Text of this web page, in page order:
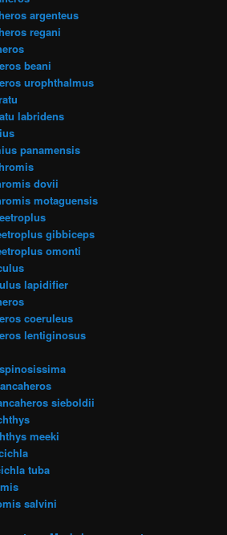
argenteus
regani
beani
urophthalmus
labridens
panamensis
dovii
motaguensis
gibbiceps
omonti
lapidifier
coeruleus
lentiginosus
sieboldii
meeki
tuba
salvini